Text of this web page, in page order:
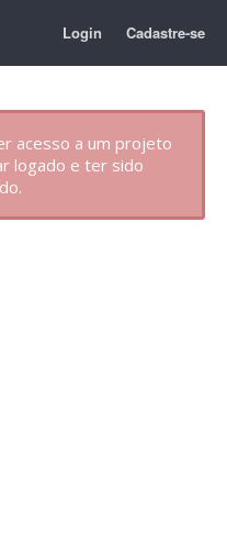
Login Cadastre-se
acesso a um projeto
logado e ter sido